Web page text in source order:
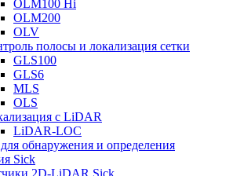
OLM100 Hi
OLM200
OLV
полосы и локализация сетки
GLS100
GLS6
MLS
OLS
с LiDAR
LiDAR-LOC
обнаружения и определения
Sick
2D-LiDAR Sick